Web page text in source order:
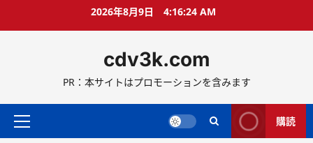
ス
ッ
2026年8月9日 4:16:25 AM
cdv3k.com
PR：本サイトはプロモーションを含みます
メ
購読